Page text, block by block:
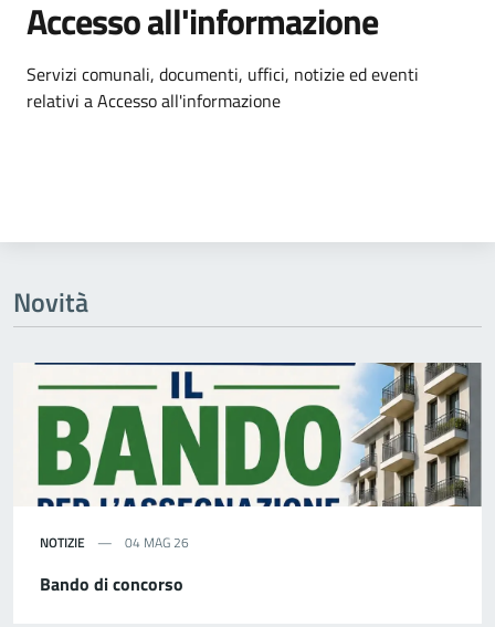
Accesso all'informazione
Dettagli dell'argomento
Servizi comunali, documenti, uffici, notizie ed eventi
relativi a Accesso all'informazione
Novità
NOTIZIE 04 MAG 26
Bando di concorso